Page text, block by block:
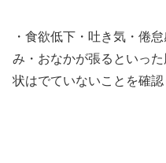
・食欲低下・吐き気・倦
み・おなかが張るといっ
状はでていないことを確認